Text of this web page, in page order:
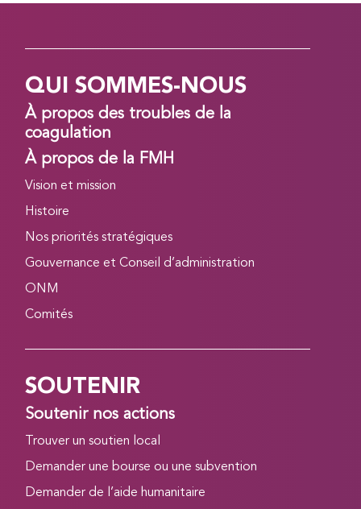
QUI SOMMES-NOUS
À propos des troubles de la
coagulation
À propos de la FMH
Vision et mission
Histoire
Nos priorités stratégiques
Gouvernance et Conseil d’administration
ONM
Comités
SOUTENIR
Soutenir nos actions
Trouver un soutien local
Demander une bourse ou une subvention
Demander de l’aide humanitaire